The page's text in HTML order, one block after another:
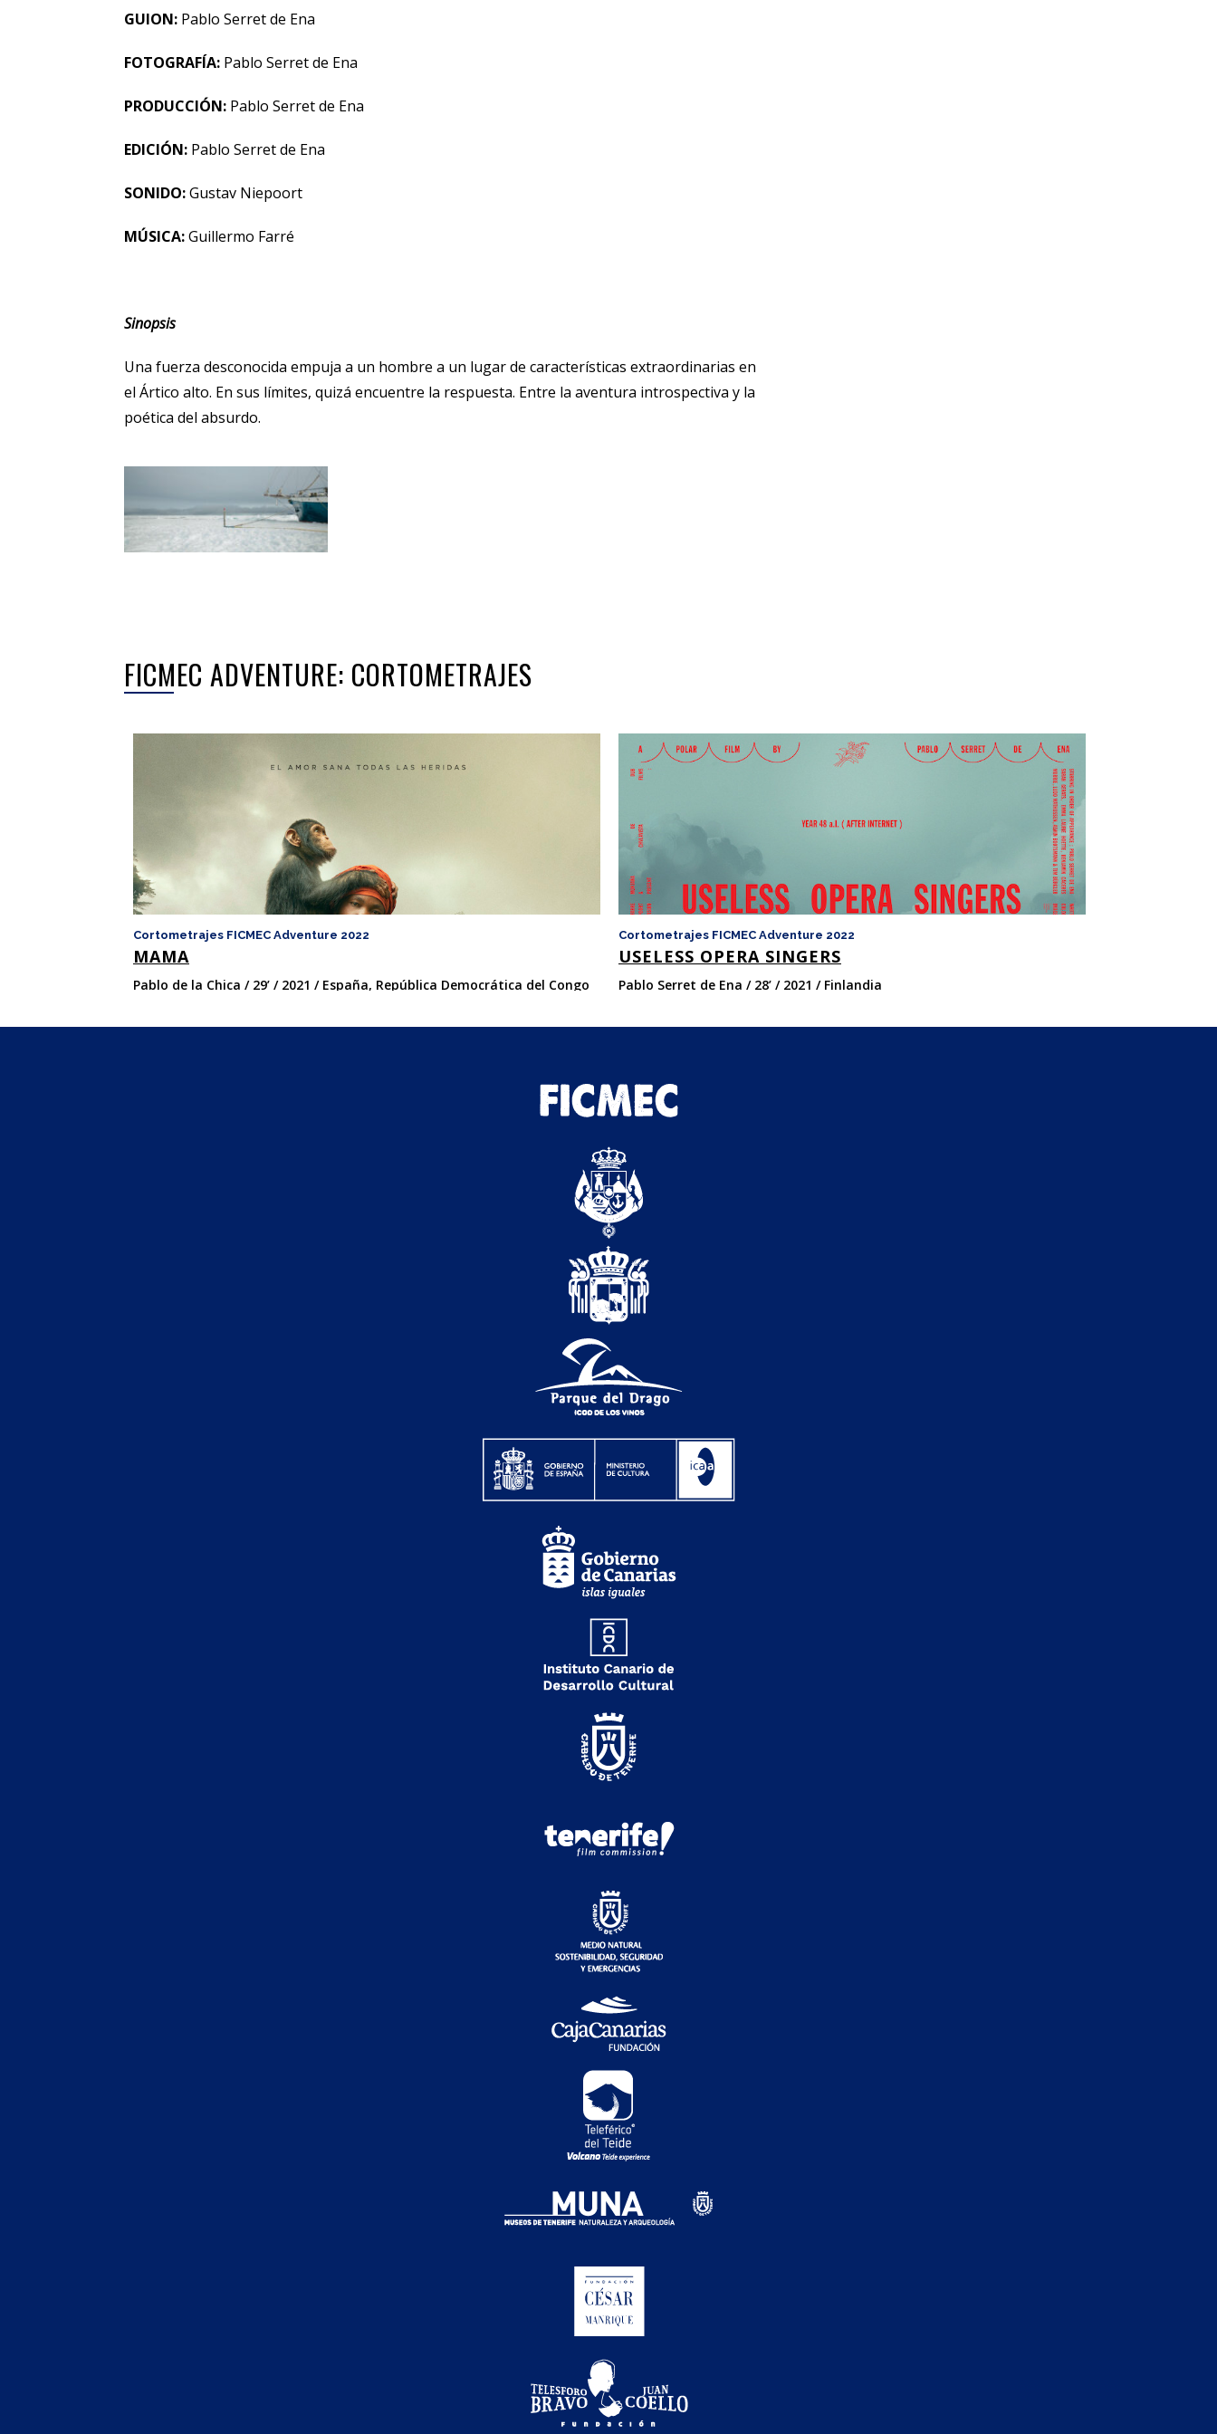
GUION: Pablo Serret de Ena
FOTOGRAFÍA: Pablo Serret de Ena
PRODUCCIÓN: Pablo Serret de Ena
EDICIÓN: Pablo Serret de Ena
SONIDO:Gustav Niepoort
MÚSICA:Guillermo Farré
Sinopsis
Una fuerza desconocida empuja a un hombre a un lugar de características extraordinarias en
el Ártico alto. En sus límites, quizá encuentre la respuesta. Entre la aventura introspectiva y la
poética del absurdo.
FICMEC ADVENTURE: CORTOMETRAJES
Cortometrajes FICMEC Adventure 2022
MAMA
Pablo de la Chica / 29’ / 2021 / España, República Democrática del Congo
Cortometrajes FICMEC Adventure 2022
USELESS OPERA SINGERS
Pablo Serret de Ena / 28’ / 2021 / Finlandia